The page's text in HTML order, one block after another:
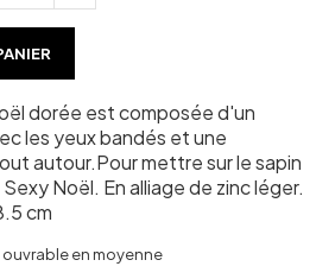
dorée est composée d'un
les yeux bandés et une
autour.Pour mettre sur le sapin
Noël. En alliage de zinc léger.
cm
en moyenne